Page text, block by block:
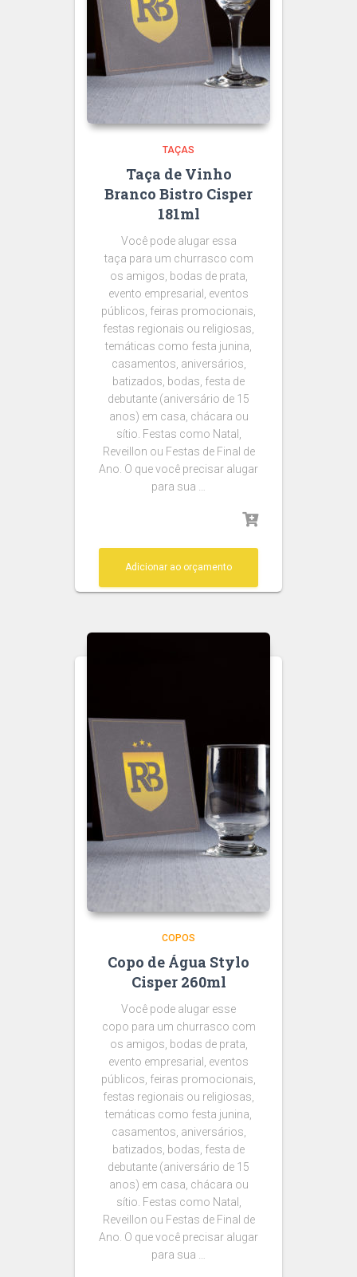
TAÇAS
Taça de Vinho
Branco Bistro Cisper
181ml
Você pode alugar essa
taça para um churrasco com
os amigos, bodas de prata,
evento empresarial, eventos
públicos, feiras promocionais,
festas regionais ou religiosas,
temáticas como festa junina,
casamentos, aniversários,
batizados, bodas, festa de
debutante (aniversário de 15
anos) em casa, chácara ou
sítio. Festas como Natal,
Reveillon ou Festas de Final de
Ano. O que você precisar alugar
para sua …
Adicionar ao orçamento
COPOS
Copo de Água Stylo
Cisper 260ml
Você pode alugar esse
copo para um churrasco com
os amigos, bodas de prata,
evento empresarial, eventos
públicos, feiras promocionais,
festas regionais ou religiosas,
temáticas como festa junina,
casamentos, aniversários,
batizados, bodas, festa de
debutante (aniversário de 15
anos) em casa, chácara ou
sítio. Festas como Natal,
Reveillon ou Festas de Final de
Ano. O que você precisar alugar
para sua …